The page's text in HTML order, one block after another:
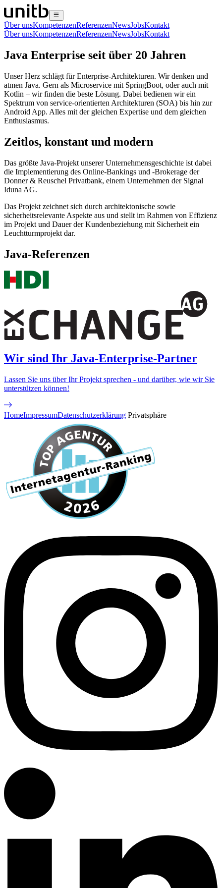
Über unsKompetenzenReferenzenNewsJobsKontakt
Über unsKompetenzenReferenzenNewsJobsKontakt
Java Enterprise seit über 20 Jahren
Unser Herz schlägt für Enterprise-Architekturen. Wir denken und
atmen Java. Gern als Microservice mit SpringBoot, oder auch mit
Kotlin – wir finden die beste Lösung. Dabei bedienen wir ein
Spektrum von service-orientierten Architekturen (SOA) bis hin zur
Android App. Alles mit der gleichen Expertise und dem gleichen
Enthusiasmus.
Zeitlos, konstant und modern
Das größte Java-Projekt unserer Unternehmensgeschichte ist dabei
die Implementierung des Online-Bankings und -Brokerage der
Donner & Reuschel Privatbank, einem Unternehmen der Signal
Iduna AG.
Das Projekt zeichnet sich durch architektonische sowie
sicherheitsrelevante Aspekte aus und stellt im Rahmen von Effizienz
im Projekt und Dauer der Kundenbeziehung mit Sicherheit ein
Leuchtturmprojekt dar.
Java-Referenzen
Wir sind Ihr Java-Enterprise-Partner
Lassen Sie uns über Ihr Projekt sprechen - und darüber, wie wir Sie
unterstützen können!
HomeImpressumDatenschutzerklärung Privatsphäre